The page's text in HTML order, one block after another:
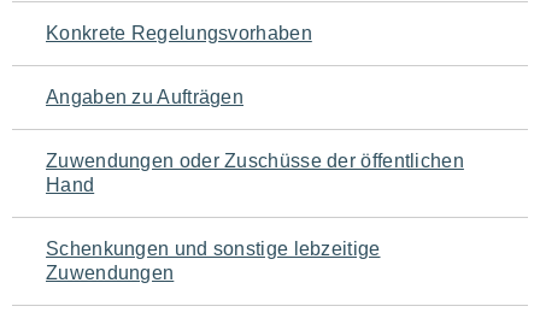
Seiteninhalt
Konkrete Regelungsvorhaben
Angaben zu Aufträgen
Zuwendungen oder Zuschüsse der öffentlichen
Hand
Schenkungen und sonstige lebzeitige
Zuwendungen